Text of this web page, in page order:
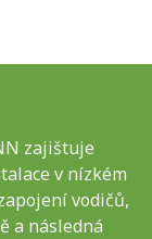
zajištuje
v nízkém
vodičů,
a následná